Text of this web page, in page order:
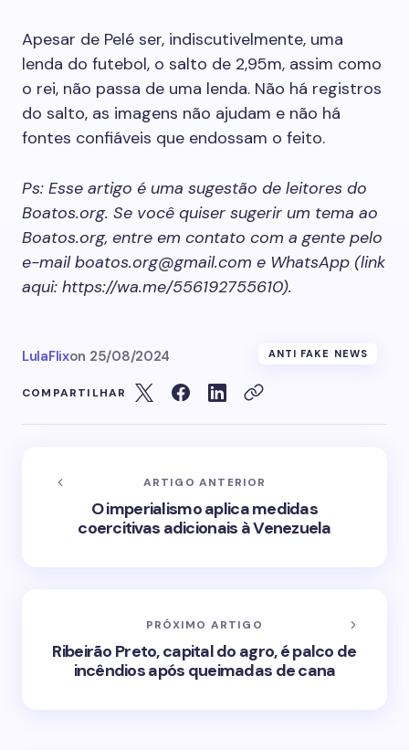
Apesar de Pelé ser, indiscutivelmente, uma
lenda do futebol, o salto de 2,95m, assim como
o rei, não passa de uma lenda. Não há registros
do salto, as imagens não ajudam e não há
fontes confiáveis que endossam o feito.
Ps: Esse artigo é uma sugestão de leitores do
Boatos.org. Se você quiser sugerir um tema ao
Boatos.org, entre em contato com a gente pelo
e-mailboatos.org@gmail.com e WhatsApp (link
aqui: https://wa.me/556192755610).
LulaFlixon 25/08/2024 ANTI FAKE NEWS
COMPARTILHAR
ARTIGO ANTERIOR
O imperialismo aplica medidas
coercitivas adicionais à Venezuela
PRÓXIMO ARTIGO
Ribeirão Preto, capital do agro, é palco de
incêndios após queimadas de cana